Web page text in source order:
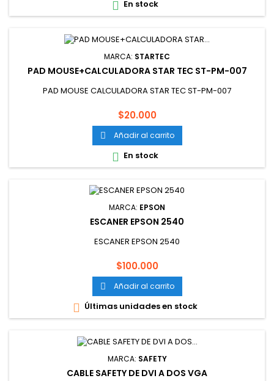
 En stock
MARCA: STARTEC
PAD MOUSE+CALCULADORA STAR TEC ST-PM-007
PAD MOUSE CALCULADORA STAR TEC ST-PM-007
Precio
$20.000
 Añadir al carrito
 En stock
MARCA: EPSON
ESCANER EPSON 2540
ESCANER EPSON 2540
Precio
$100.000
 Añadir al carrito
 Últimas unidades en stock
MARCA: SAFETY
CABLE SAFETY DE DVI A DOS VGA